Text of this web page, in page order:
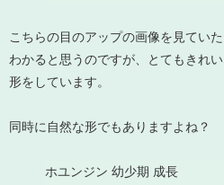
こちらの目のアップの画像を見ていた
わかると思うのですが、とてもきれ
形をしています。
同時に自然な形でもありますよね？
ホユンジン 幼少期 成長